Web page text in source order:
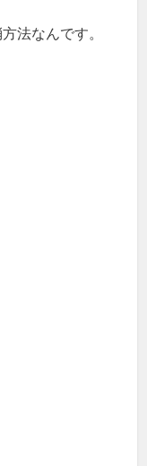
法なんです。